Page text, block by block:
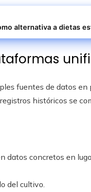
alternativa a dietas
fuentes de datos en
históricos se
datos concretos en
del cultivo.